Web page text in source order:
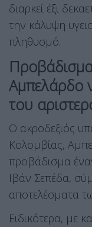
διαρκεί έξι
την κάλυψη
πληθυσμό.
Αμπελάρδο
του
Ο ακροδεξιός
Κολομβίας,
προβάδισμα
Ιβάν Σεπέδα,
αποτελέσματα
Ειδικότερα, με